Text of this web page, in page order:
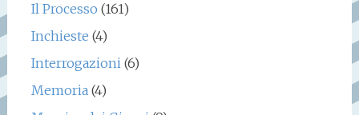
Il Processo (161)
Inchieste (4)
Interrogazioni(6)
Memoria(4)